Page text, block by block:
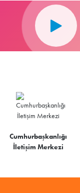
Cumhurbaşkanlığı
İletişim Merkezi